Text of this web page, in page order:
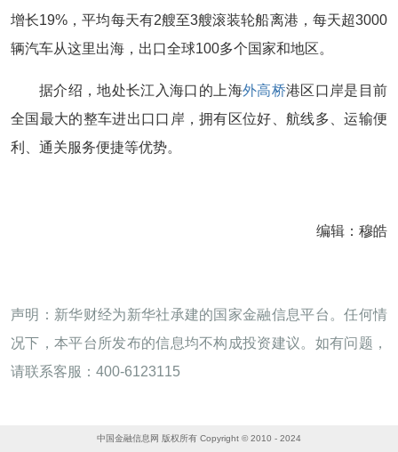
增长19%，平均每天有2艘至3艘滚装轮船离港，每天超3000
辆汽车从这里出海，出口全球100多个国家和地区。
据介绍，地处长江入海口的上海外高桥港区口岸是目前
全国最大的整车进出口口岸，拥有区位好、航线多、运输便
利、通关服务便捷等优势。
编辑：穆皓
声明：新华财经为新华社承建的国家金融信息平台。任何情
况下，本平台所发布的信息均不构成投资建议。如有问题，
请联系客服：400-6123115
中国金融信息网 版权所有 Copyright © 2010 - 2024